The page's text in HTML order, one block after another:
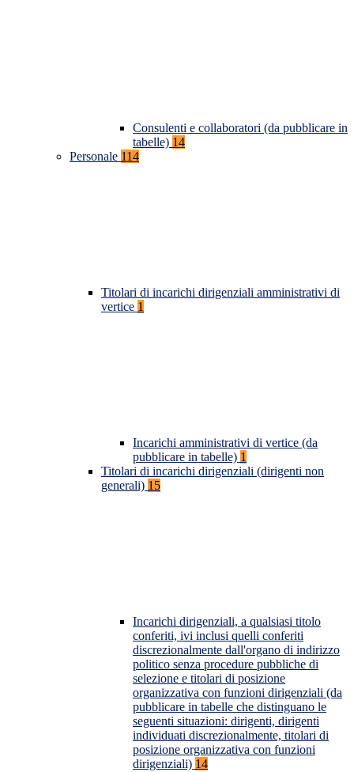
Consulenti e collaboratori (da pubblicare in
tabelle) 14
Personale 114
Titolari di incarichi dirigenziali amministrativi di
vertice 1
Incarichi amministrativi di vertice (da
pubblicare in tabelle) 1
Titolari di incarichi dirigenziali (dirigenti non
generali) 15
Incarichi dirigenziali, a qualsiasi titolo
conferiti, ivi inclusi quelli conferiti
discrezionalmente dall'organo di indirizzo
politico senza procedure pubbliche di
selezione e titolari di posizione
organizzativa con funzioni dirigenziali (da
pubblicare in tabelle che distinguano le
seguenti situazioni: dirigenti, dirigenti
individuati discrezionalmente, titolari di
posizione organizzativa con funzioni
dirigenziali) 14